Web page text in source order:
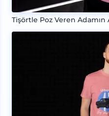
Tişörtle Poz Veren